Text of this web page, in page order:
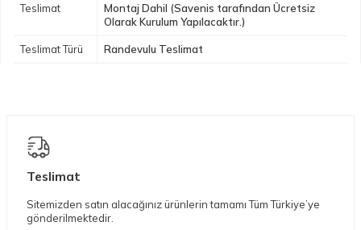
Teslimat
Montaj Dahil (Savenis tarafından Ücretsiz
Olarak Kurulum Yapılacaktır.)
Teslimat Türü Randevulu Teslimat
Teslimat
Sitemizden satın alacağınız ürünlerin tamamı Tüm Türkiye’ye
gönderilmektedir.